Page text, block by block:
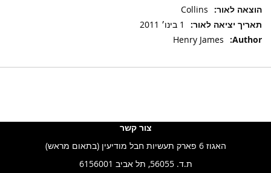
מידע
נוסף
Collins
1 בינו׳ 2011
Henry James
צור קשר
האגוז 6 פארק תעשיות חבל מודיעין (בתאום מראש)
ת.ד. 56055, תל אביב 6156001